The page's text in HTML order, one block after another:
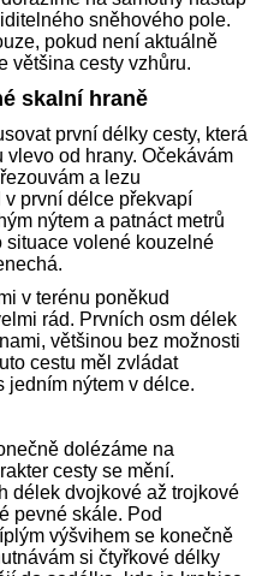
sněhového pole.
pokud není aktuálně
většina cesty vzhůru.
skalní hraně
první délky cesty, která
od hrany. Očekávám
a lezu
první délce překvapí
nýtem a patnáct metrů
situace volené kouzelné
v terénu poněkud
rád. Prvních osm délek
většinou bez možnosti
cestu měl zvládat
jedním nýtem v délce.
dolézáme na
cesty se mění.
délek dvojkové až trojkové
pevné skále. Pod
výšvihem se konečně
si čtyřkové délky